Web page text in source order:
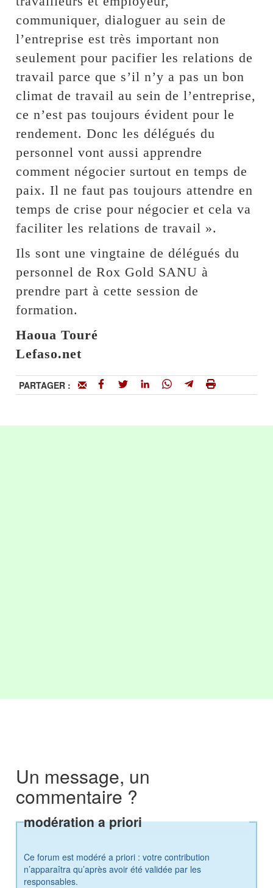
communiquer, dialoguer au sein de
l’entreprise est très important non
seulement pour pacifier les relations de
travail parce que s’il n’y a pas un bon
climat de travail au sein de l’entreprise,
ce n’est pas toujours évident pour le
rendement. Donc les délégués du
personnel vont aussi apprendre
comment négocier surtout en temps de
paix. Il ne faut pas toujours attendre en
temps de crise pour négocier et cela va
faciliter les relations de travail ».
Ils sont une vingtaine de délégués du
personnel de Rox Gold SANU à
prendre part à cette session de
formation.
Haoua Touré
Lefaso.net
PARTAGER :
Un message, un
commentaire ?
modération a priori
Ce forum est modéré a priori : votre contribution
n’apparaîtra qu’après avoir été validée par les
responsables.